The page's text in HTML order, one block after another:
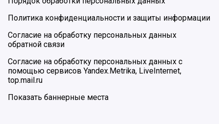
Политика конфиденциальности и защиты информации
Согласие на обработку персональных данных
обратной связи
Согласие на обработку персональных данных с
помощью сервисов Yandex.Metrika, LiveInternet,
top.mail.ru
Показать баннерные места